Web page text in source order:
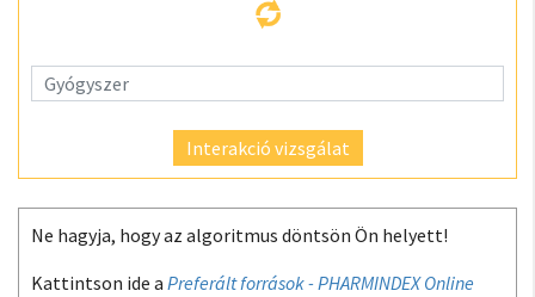
Interakció vizsgálat
Ne hagyja, hogy az algoritmus döntsön Ön helyett!
Kattintson ide a Preferált források - PHARMINDEX Online